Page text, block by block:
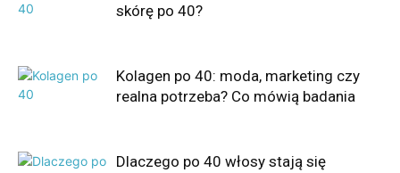
skórę po 40?
Kolagen po 40: moda, marketing czy
realna potrzeba? Co mówią badania
Dlaczego po 40 włosy stają się